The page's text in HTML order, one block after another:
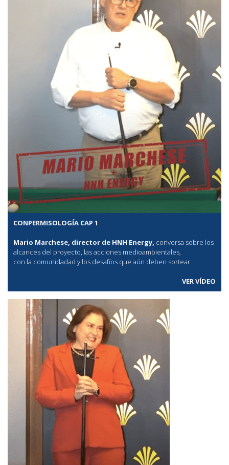
CONPERMISOLOGÍA CAP 1
Mario Marchese, director de HNH Energy, conversa sobre los
alcances del proyecto, las acciones medioambientales,
con la comunidadad y los desafíos que aún deben sortear.
VER VÍDEO